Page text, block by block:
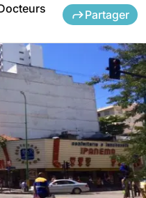
Partager